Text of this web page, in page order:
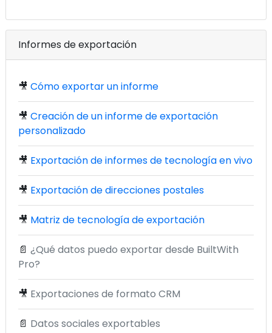
Informes de exportación
🎥 Cómo exportar un informe
🎥 Creación de un informe de exportación
personalizado
🎥 Exportación de informes de tecnología en vivo
🎥 Exportación de direcciones postales
🎥 Matriz de tecnología de exportación
📄 ¿Qué datos puedo exportar desde BuiltWith
Pro?
🎥 Exportaciones de formato CRM
📄 Datos sociales exportables